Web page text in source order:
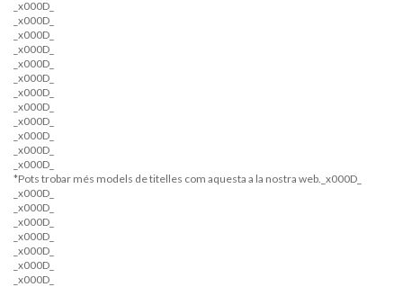
_x000D_
_x000D_
_x000D_
_x000D_
_x000D_
_x000D_
_x000D_
_x000D_
_x000D_
_x000D_
_x000D_
_x000D_
*Pots trobar més models de titelles com aquesta a la nostra web._x000D_
_x000D_
_x000D_
_x000D_
_x000D_
_x000D_
_x000D_
_x000D_